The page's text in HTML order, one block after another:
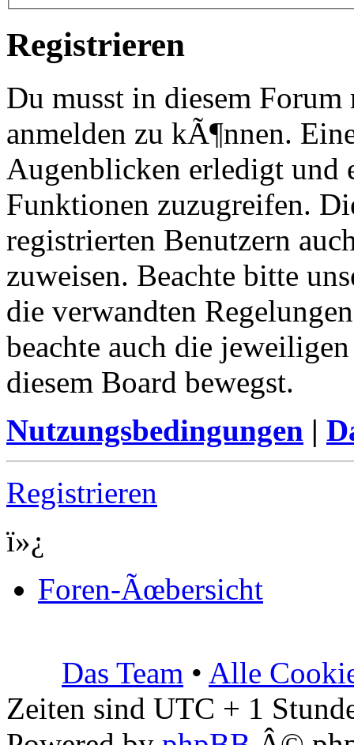
Registrieren
Du musst in diesem
anmelden zu kÃ¶nnen.
Augenblicken erledigt und
Funktionen zuzugreifen.
registrierten Benutzern
zuweisen. Beachte bitte
die verwandten
beachte auch die
diesem Board bewegst.
Nutzungsbedingungen |
Registrieren
ï»¿
Foren-Ãœbersicht
Das Team • Alle
Zeiten sind UTC + 1